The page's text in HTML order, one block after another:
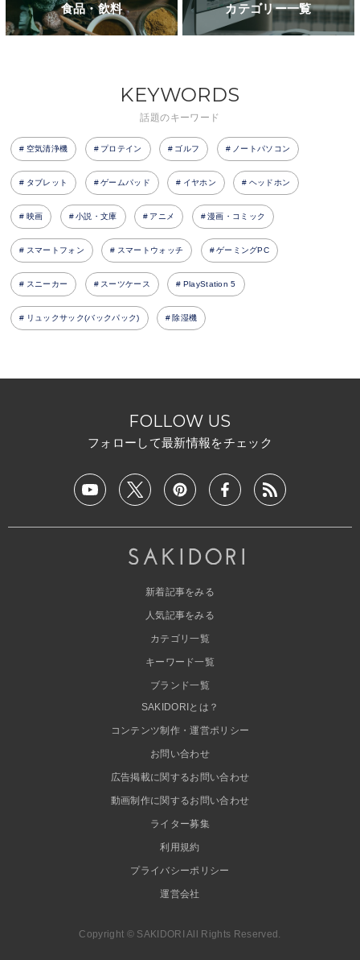
食品・飲料 カテゴリー一覧
KEYWORDS
話題のキーワード
空気清浄機 プロテイン ゴルフ ノートパソコン
タブレット ゲームパッド イヤホン ヘッドホン
映画 小説・文庫 アニメ 漫画・コミック
スマートフォン スマートウォッチ ゲーミングPC
スニーカー スーツケース PlayStation 5
リュックサック(バックパック) 除湿機
FOLLOW US
フォローして最新情報をチェック
新着記事をみる
人気記事をみる
カテゴリ一覧
キーワード一覧
ブランド一覧
SAKIDORIとは？
コンテンツ制作・運営ポリシー
お問い合わせ
広告掲載に関するお問い合わせ
動画制作に関するお問い合わせ
ライター募集
利用規約
プライバシーポリシー
運営会社
Copyright © SAKIDORI All Rights Reserved.